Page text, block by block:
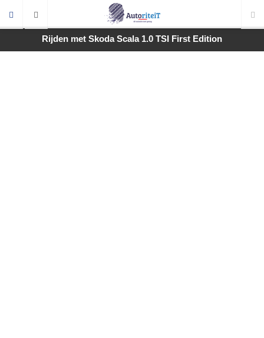
Rijden met Skoda Scala 1.0 TSI First Edition